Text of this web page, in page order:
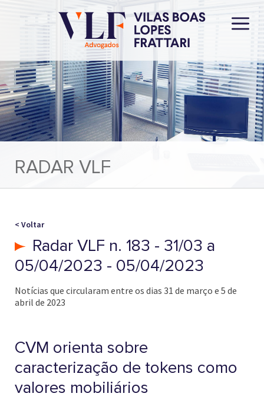
RADAR VLF
< Voltar
Radar VLF n. 183 - 31/03 a
05/04/2023 - 05/04/2023
Notícias que circularam entre os dias 31 de março e 5 de
abril de 2023
CVM orienta sobre
caracterização de tokens como
valores mobiliários